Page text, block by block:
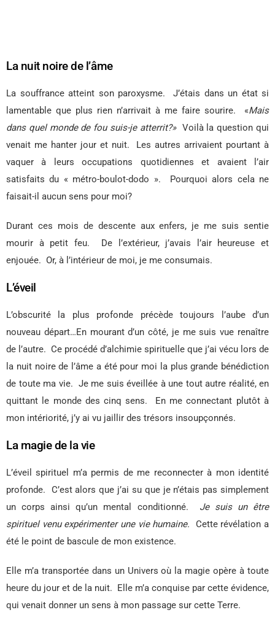
La nuit noire de l’âme
La souffrance atteint son paroxysme.
J’étais dans un état si
lamentable que plus rien n’arrivait à me faire sourire.
«Mais
dans quel monde de fou suis-je atterrit?» Voilà la question qui
venait me hanter jour et nuit.
Les autres arrivaient pourtant à
vaquer à leurs occupations quotidiennes et avaient l’air
satisfaits du « métro-boulot-dodo ».
Pourquoi alors cela ne
faisait-il aucun sens pour moi?
Durant ces mois de descente aux enfers, je me suis sentie
mourir à petit feu.
De l’extérieur, j’avais l’air heureuse et
enjouée. Or, à l’intérieur de moi, je me consumais.
L’éveil
L’obscurité la plus profonde précède toujours l’aube d’un
nouveau départ…En mourant d’un côté, je me suis vue renaître
de l’autre. Ce procédé d’alchimie spirituelle que j’ai vécu lors de
la nuit noire de l’âme a été pour moi la plus grande bénédiction
de toute ma vie. Je me suis éveillée à une tout autre réalité, en
quittant le monde des cinq sens.
En me connectant plutôt à
mon intériorité, j’y ai vu jaillir des trésors insoupçonnés.
La magie de la vie
L’éveil spirituel m’a permis de me reconnecter à mon identité
profonde.
C’est alors que j’ai su que je n’étais pas simplement
un corps ainsi qu’un mental conditionné.
Je suis un être
spirituel venu expérimenter une vie humaine.
Cette révélation a
été le point de bascule de mon existence.
Elle m’a transportée dans un Univers où la magie opère à toute
heure du jour et de la nuit. Elle m’a conquise par cette évidence,
qui venait donner un sens à mon passage sur cette Terre.